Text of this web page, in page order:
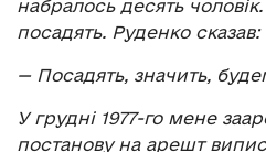
набралось десять
посадять. Руденко сказав:
— Посадять, значить,
У грудні 1977-го мене
постанову на арешт